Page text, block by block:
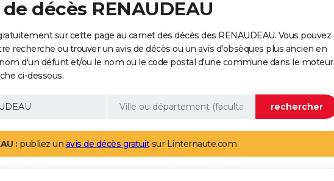
décès RENAUDEAU
sur cette page au carnet des décès des RENAUDEAU. Vous pouvez
recherche ou trouver un avis de décès ou un avis d'obsèques plus ancien en
d'un défunt et/ou le nom ou le code postal d'une commune dans le moteur
ci-dessous.
: publiez un avis de décès gratuitsur Linternaute.com